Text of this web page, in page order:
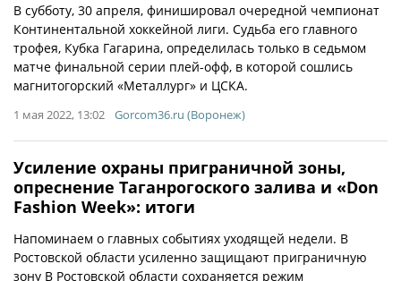
В субботу, 30 апреля, финишировал очередной чемпионат
Континентальной хоккейной лиги. Судьба его главного
трофея, Кубка Гагарина, определилась только в седьмом
матче финальной серии плей-офф, в которой сошлись
магнитогорский «Металлург» и ЦСКА.
1 мая 2022, 13:02 Gorcom36.ru (Воронеж)
Усиление охраны приграничной зоны,
опреснение Таганрогоского залива и «Don
Fashion Week»: итоги
Напоминаем о главных событиях уходящей недели. В
Ростовской области усиленно защищают приграничную
зону В Ростовской области сохраняется режим